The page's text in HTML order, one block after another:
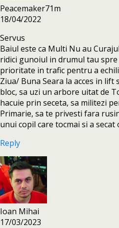
Peacemaker71m
18/04/2022
Servus
Baiul este ca Multi Nu au
ridici gunoiul in drumul tau
prioritate in trafic pentru a
Ziua/ Buna Seara la acces in
bloc, sa uzi un arbore uitat de
hacuie prin seceta, sa militezi
Primarie, sa te privesti fara
unui copil care tocmai si a secat
Reply
Ioan Mihai
17/03/2023